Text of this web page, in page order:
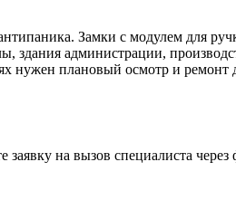
Замки с модулем для
здания администрации,
нужен плановый осмотр и ремонт
на вызов специалиста через